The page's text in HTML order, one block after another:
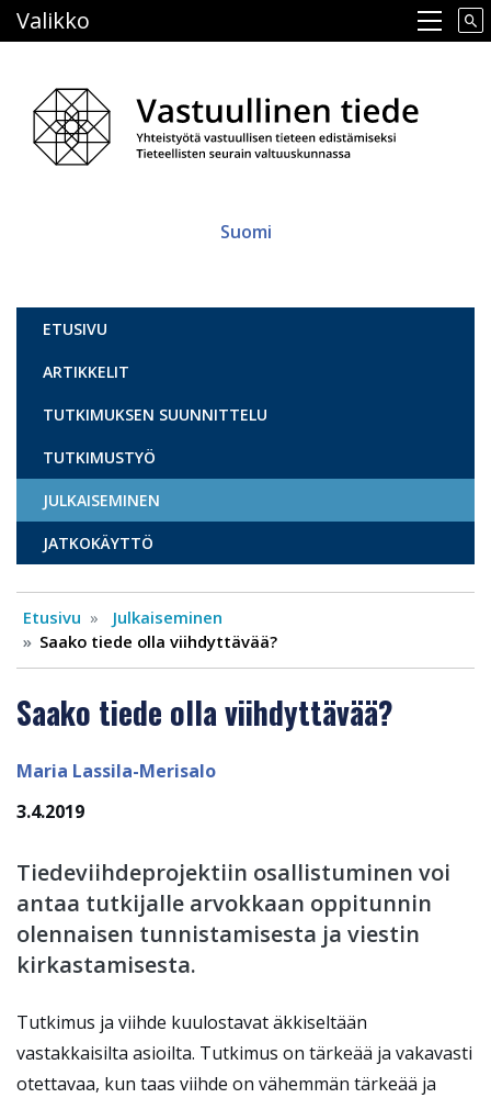
pääsisältöön
Main navigation
Valikko
Suomi
Vastuullinen tiede
ETUSIVU
ARTIKKELIT
TUTKIMUKSEN SUUNNITTELU
TUTKIMUSTYÖ
JULKAISEMINEN
JATKOKÄYTTÖ
Etusivu
Julkaiseminen
Saako tiede olla viihdyttävää?
Saako tiede olla viihdyttävää?
Maria Lassila-Merisalo
3.4.2019
Tiedeviihdeprojektiin osallistuminen voi
antaa tutkijalle arvokkaan oppitunnin
olennaisen tunnistamisesta ja viestin
kirkastamisesta.
Tutkimus ja viihde kuulostavat äkkiseltään
vastakkaisilta asioilta. Tutkimus on tärkeää ja vakavasti
otettavaa, kun taas viihde on vähemmän tärkeää ja